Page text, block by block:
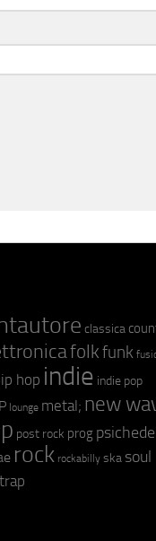
classica
folkfunk
hop indie indie pop
lounge metal; new
post rock prog
rock rockabilly ska soul
trap